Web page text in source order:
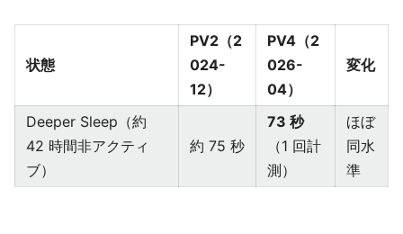
状態
PV2（2
024-
12）
PV4（2
026-
04）
変化
Deeper Sleep（約
42 時間非アクティ
ブ）
約 75 秒
73 秒
（1 回計
測）
ほぼ
同水
準